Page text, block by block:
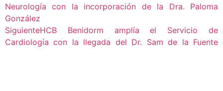
Neurología con la incorporación de la Dra. Paloma
González
SiguienteHCB Benidorm amplía el Servicio de
Cardiología con la llegada del Dr. Sam de la Fuente